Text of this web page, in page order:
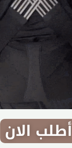
أطلب الان